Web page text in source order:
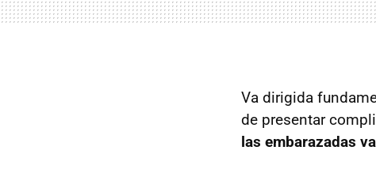
Va dirigida
de presentar
las embarazadas